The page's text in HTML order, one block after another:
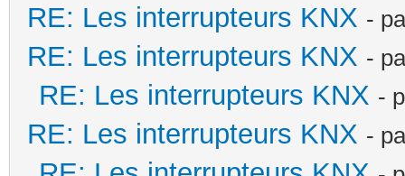
RE: Les interrupteurs KNX -
RE: Les interrupteurs KNX -
RE: Les interrupteurs KNX -
RE: Les interrupteurs KNX -